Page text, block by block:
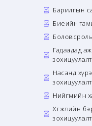
Барилгын
Биеийн
Гадаадад
зохицуулалт
Насанд
зохицуулалт
Нийгмийн
Хөгжлийн
зохицуулалт